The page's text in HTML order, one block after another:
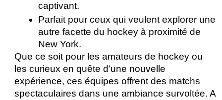
captivant.
Parfait pour ceux qui veulent explorer une
autre facette du hockey à proximité de
New York.
Que ce soit pour les amateurs de hockey ou
les curieux en quête d’une nouvelle
expérience, ces équipes offrent des matchs
spectaculaires dans une ambiance survoltée. A